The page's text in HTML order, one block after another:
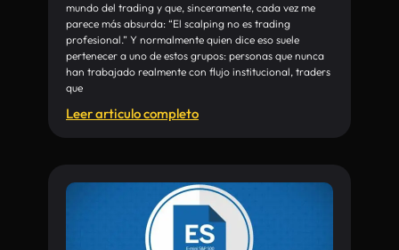
mundo del trading y que, sinceramente, cada vez me
parece más absurda: “El scalping no es trading
profesional.” Y normalmente quien dice eso suele
pertenecer a uno de estos grupos: personas que nunca
han trabajado realmente con flujo institucional, traders
que
Leer articulo completo